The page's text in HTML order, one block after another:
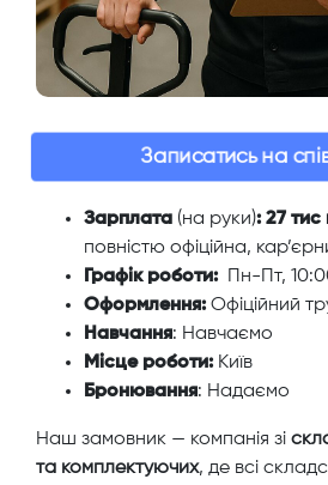
Записатись на
Зарплата (на руки): 27 тис
повністю офіційна,
Графік роботи:
Пн-Пт,
Оформлення: Офіційний
Навчання: Навчаємо
Місце роботи: Київ
Бронювання: Надаємо
Наш замовник — компанія зі
та комплектуючих, де всі